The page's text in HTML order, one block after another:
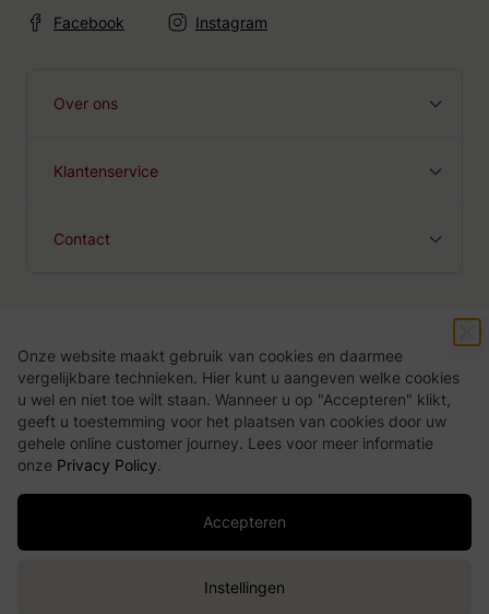
Onze website maakt gebruik van cookies en daarmee
vergelijkbare technieken. Hier kunt u aangeven welke cookies
u wel en niet toe wilt staan. Wanneer u op "Accepteren" klikt,
geeft u toestemming voor het plaatsen van cookies door uw
gehele online customer journey. Lees voor meer informatie
onze Privacy Policy.
Accepteren
Instellingen
Toevoegen
Facebook Instagram
Over ons
Klantenservice
Contact
Algemene voorwaarden Privacy Policy
Webshop door BigBridge